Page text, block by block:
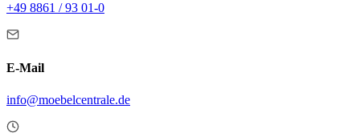
+49 8861 / 93 01-0
E-Mail
info@moebelcentrale.de